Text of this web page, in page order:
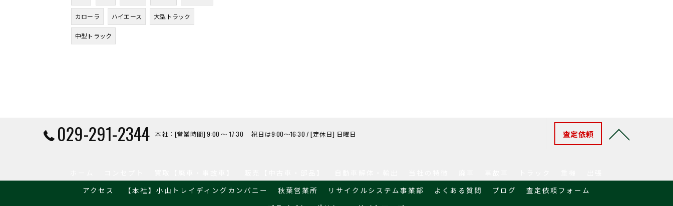
カローラ ハイエース 大型トラック
中型トラック
029-291-2344 本社：[営業時間] 9:00 〜 17:30 祝日は9:00～16:30 / [定休日] 日曜日 査定依頼
アクセス
【本社】小山トレイディングカンパニー 秋葉営業所 リサイクルシステム事業部 よくある質問 ブログ
査定依頼フォーム